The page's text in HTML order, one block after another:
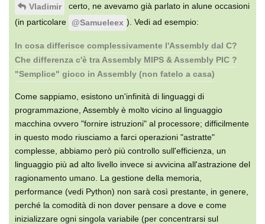
Vladimir
certo, ne avevamo già parlato in alune occasioni
(in particolare
@Samueleex ). Vedi ad esempio:
In cosa differisce complessivamente l'Assembly dal C?
Che differenza c'è tra Assembly MIPS & Assembly PIC ?
"Semplice" gioco in Assembly (non fatelo a casa)
Come sappiamo, esistono un'infinità di linguaggi di
programmazione, Assembly è molto vicino al linguaggio
macchina ovvero "fornire istruzioni" al processore; difficilmente
in questo modo riusciamo a farci operazioni "astratte"
complesse, abbiamo però più controllo sull'efficienza, un
linguaggio più ad alto livello invece si avvicina all'astrazione del
ragionamento umano. La gestione della memoria,
performance (vedi Python) non sarà così prestante, in genere,
perché la comodità di non dover pensare a dove e come
inizializzare ogni singola variabile (per concentrarsi sul